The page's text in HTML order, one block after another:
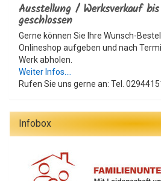
Ausstellung / Werksverkauf
geschlossen
Gerne können Sie Ihre Wunsch-
Onlineshop aufgeben und nach
Werk abholen.
Weiter Infos....
Rufen Sie uns gerne an: Tel.
Infobox